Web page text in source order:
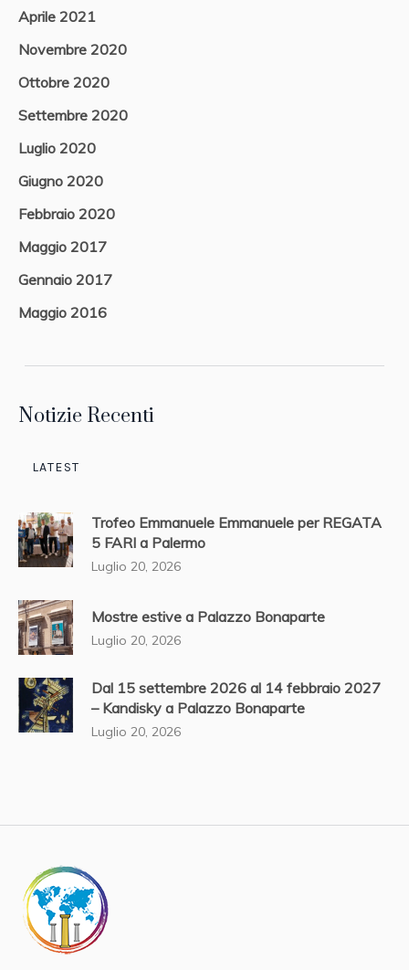
Aprile 2021
Novembre 2020
Ottobre 2020
Settembre 2020
Luglio 2020
Giugno 2020
Febbraio 2020
Maggio 2017
Gennaio 2017
Maggio 2016
Notizie Recenti
LATEST
Trofeo Emmanuele Emmanuele per REGATA
5 FARI a Palermo
Luglio 20, 2026
Mostre estive a Palazzo Bonaparte
Luglio 20, 2026
Dal 15 settembre 2026 al 14 febbraio 2027
– Kandisky a Palazzo Bonaparte
Luglio 20, 2026